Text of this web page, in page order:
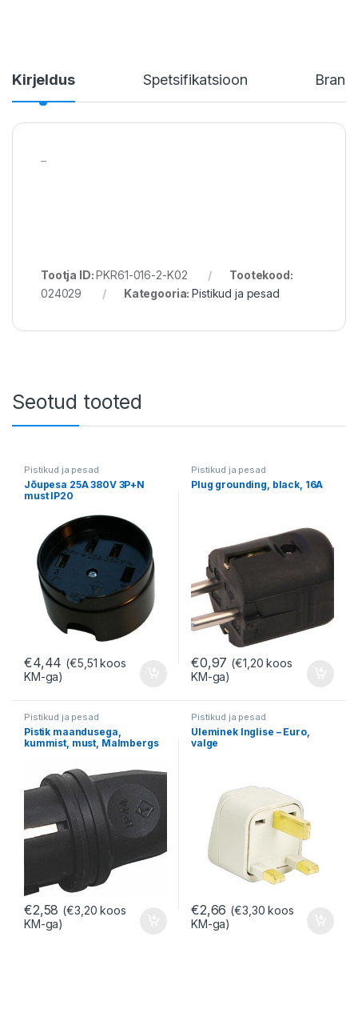
Kirjeldus Spetsifikatsioon Brand
–
Tootja ID:PKR61-016-2-K02
Tootekood:
024029
Kategooria:Pistikud ja pesad
Seotud tooted
Pistikud ja pesad
Jõupesa 25A 380V 3P+N
must IP20
€4,44 (€5,51 koos
KM-ga)
Pistikud ja pesad
Plug grounding, black, 16A
€0,97 (€1,20 koos
KM-ga)
Pistikud ja pesad
Pistik maandusega,
kummist, must, Malmbergs
€2,58 (€3,20 koos
KM-ga)
Pistikud ja pesad
Üleminek Inglise – Euro,
valge
€2,66 (€3,30 koos
KM-ga)